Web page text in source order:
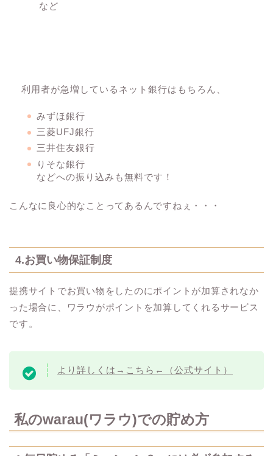
など
利用者が急増しているネット銀行はもちろん、
みずほ銀行
三菱UFJ銀行
三井住友銀行
りそな銀行
などへの振り込みも無料です！
こんなに良心的なことってあるんですねぇ・・・
4.お買い物保証制度
提携サイトでお買い物をしたのにポイントが加算されなか
った場合に、ワラウがポイントを加算してくれるサービス
です。
より詳しくは→こちら←（公式サイト）
私のwarau(ワラウ)での貯め方